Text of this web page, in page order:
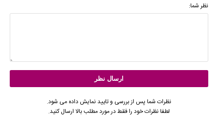
نظر شما:
نظرات شما پس از بررسی و تایید نمایش داده می شود.
لطفا نظرات خود را فقط در مورد مطلب بالا ارسال کنید.